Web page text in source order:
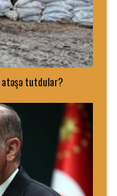
atəşə tutdular?